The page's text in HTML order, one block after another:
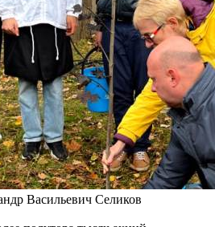
Васильевич Селиков